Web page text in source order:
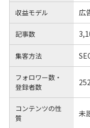
収益モデル 広
記事数
集客方法
フォロワー数・
登録者数
252
コンテンツの性
質
未